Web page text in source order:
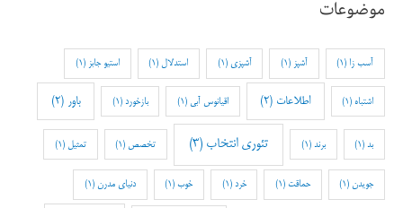
موضوعات
آسب زا (1) آشپز (1) آشپزی (1) استدلال (1) استیو جابز (1)
اشتباه (1) اطلاعات (2) اقیانوس آبی (1) بازخورد (1) باور (2)
بد(1) برند (1) تئوری انتخاب (3) تخصص (1) تمثیل (1)
جویدن (1) حماقت (1) خرد (1) خوب(1) دنیای مدرن (1)